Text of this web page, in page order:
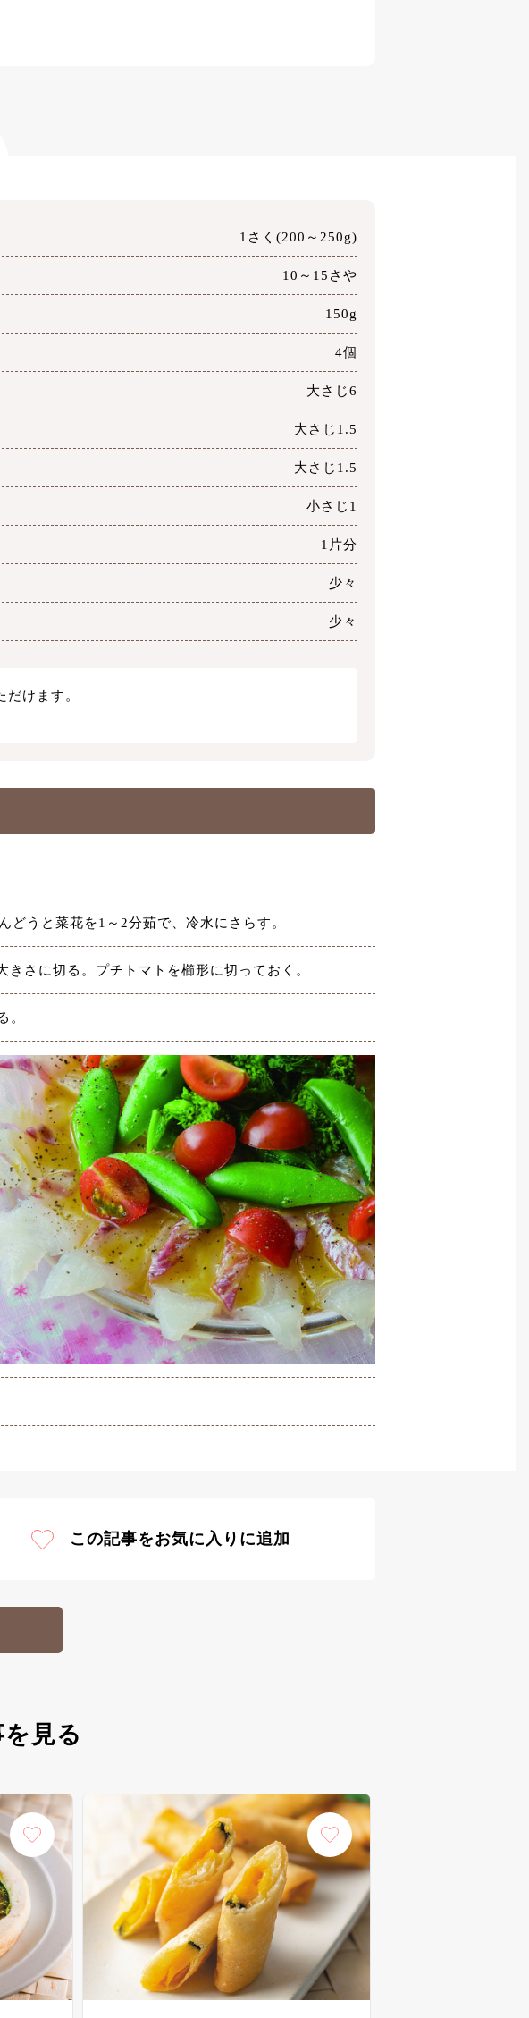
1さく(200～250g)
10～15さや
150g
4個
大さじ6
大さじ1.5
大さじ1.5
小さじ1
1片分
少々
少々
けます。
うと菜花を1～2分茹で、冷水にさらす。
さに切る。プチトマトを櫛形に切っておく。
。
この記事をお気に入りに追加
見る